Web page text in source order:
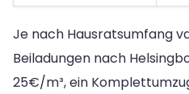
Je nach Hausratsumfang
Beiladungen nach
25€/m³, ein